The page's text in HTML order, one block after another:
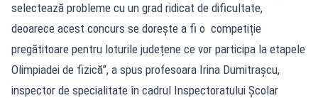
selectează probleme cu un grad ridicat de dificultate,
deoarece acest concurs se dorește a fi o competiție
pregătitoare pentru loturile județene ce vor participa la etapele
Olimpiadei de fizică”, a spus profesoara Irina Dumitrașcu,
inspector de specialitate în cadrul Inspectoratului Școlar